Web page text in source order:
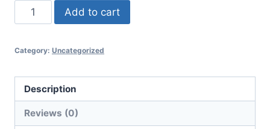
INTEGRASI
TANAMAN
(KARET,
PISANG
DAN
Add to cart
Category: Uncategorized
Description
Reviews (0)